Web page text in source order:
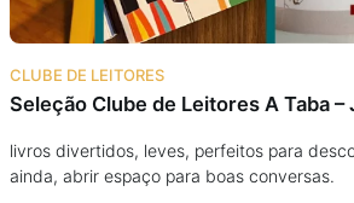
CLUBE DE LEITORES
Seleção Clube de Leitores A Taba –
livros divertidos, leves, perfeitos para
ainda, abrir espaço para boas conversas.